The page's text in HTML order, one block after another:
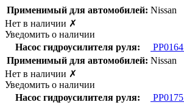
Применимый для автомобилей: Nissan
Нет в наличии ✗
Уведомить о наличии
Насос гидроусилителя руля:
PP0164
Применимый для автомобилей: Nissan
Нет в наличии ✗
Уведомить о наличии
Насос гидроусилителя руля:
PP0175